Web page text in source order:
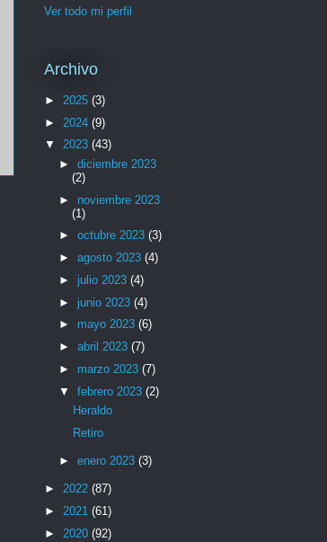
Ver todo mi perfil
Archivo
► 2025 (3)
► 2024 (9)
▼ 2023 (43)
► diciembre 2023
(2)
► noviembre 2023
(1)
► octubre 2023 (3)
► agosto 2023 (4)
► julio 2023 (4)
► junio 2023 (4)
► mayo 2023 (6)
► abril 2023 (7)
► marzo 2023 (7)
▼ febrero 2023 (2)
Heraldo
Retiro
► enero 2023 (3)
► 2022 (87)
► 2021 (61)
► 2020 (92)